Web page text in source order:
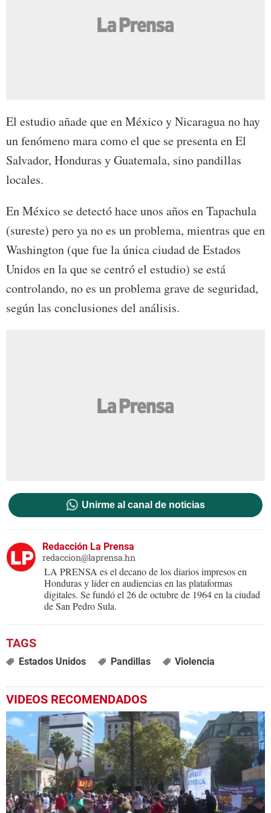
El estudio añade que en México y Nicaragua no hay
un fenómeno mara como el que se presenta en El
Salvador, Honduras y Guatemala, sino pandillas
locales.
En México se detectó hace unos años en Tapachula
(sureste) pero ya no es un problema, mientras que en
Washington (que fue la única ciudad de Estados
Unidos en la que se centró el estudio) se está
controlando, no es un problema grave de seguridad,
según las conclusiones del análisis.
Unirme al canal de noticias
Redacción La Prensa
redaccion@laprensa.hn
LA PRENSA es el decano de los diarios impresos en
Honduras y líder en audiencias en las plataformas
digitales. Se fundó el 26 de octubre de 1964 en la ciudad
de San Pedro Sula.
Estados Unidos Pandillas Violencia
VIDEOS RECOMENDADOS